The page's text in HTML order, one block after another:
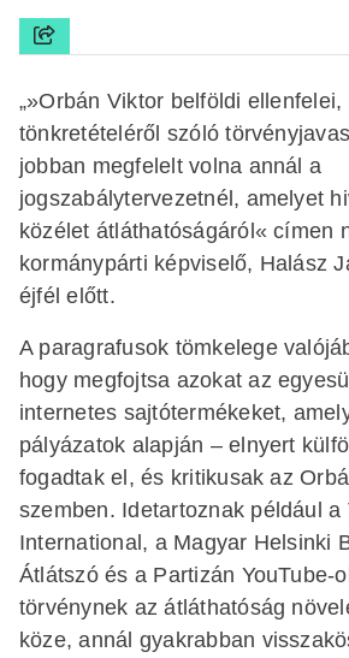
„»Orbán Viktor belföldi ellenfelei,
tönkretételéről szóló
jobban megfelelt volna annál a
jogszabálytervezetnél, amelyet
közélet átláthatóságáról« címen
kormánypárti képviselő, Halász
éjfél előtt.
A paragrafusok tömkelege
hogy megfojtsa azokat az
internetes sajtótermékeket,
pályázatok alapján – elnyert
fogadtak el, és kritikusak az
szemben. Idetartoznak például a
International, a Magyar Helsinki
Átlátszó és a Partizán YouTube-
törvénynek az átláthatóság
köze, annál gyakrabban